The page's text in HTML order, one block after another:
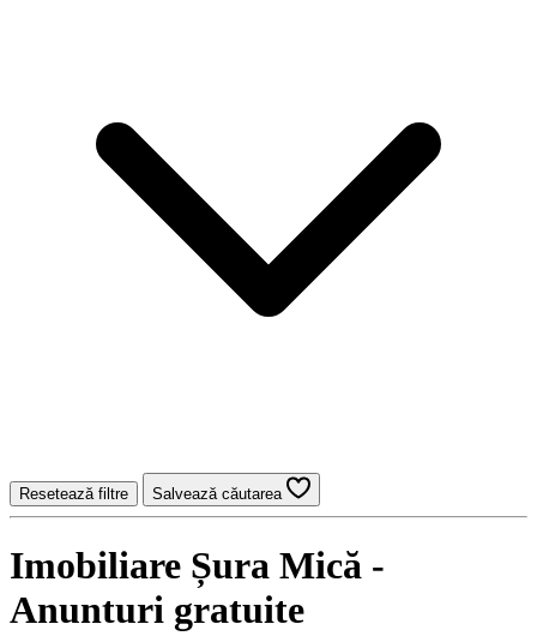
Resetează filtre Salvează căutarea
Imobiliare Șura Mică -
Anunturi gratuite